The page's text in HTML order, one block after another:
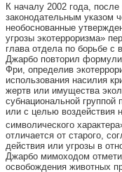
К началу 2002 года,
законодательным указом
необоснованные
угрозы экотерроризма»
глава отдела по борьбе
Джарбо повторил
Фри, определив
использования насилия
жертв или имущества
субнациональной группой
или с целью воздействия
символического
отличается от старого,
действия или угрозы в
Джарбо мимоходом
освобождения животных